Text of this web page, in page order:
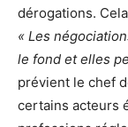
dérogations.
« Les
le fond et elles
prévient le chef
certains acteurs